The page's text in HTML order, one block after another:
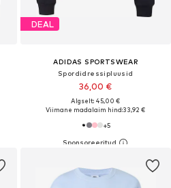
DEAL
ADIDAS SPORTSWEAR
Spordidressipluusid
36,00 €
Algselt: 45,00 €
Viimane madalaim hind:33,92 €
+5